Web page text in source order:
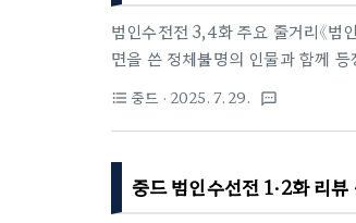
범인수전전 3,4화 주요 줄거리《범
면을 쓴 정체불명의 인물과 함께
4성에 도달했는지 검사를 받는다.
다. 그러나 묵대부가 가족을 인질
고 녹색병을 이용해서 계속 성장해
자에게 특화된 암살 기술과 생존
format_list_bulleted 중드 · 2025. 7. 29. textsms
중드 범인수선